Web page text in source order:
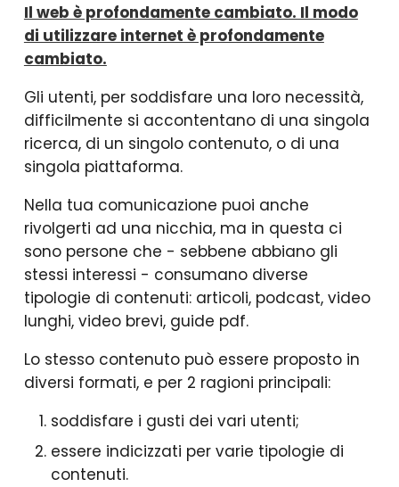
Il web è profondamente cambiato. Il modo
di utilizzare internet è profondamente
cambiato.
Gli utenti, per soddisfare una loro necessità,
difficilmente si accontentano di una singola
ricerca, di un singolo contenuto, o di una
singola piattaforma.
Nella tua comunicazione puoi anche
rivolgerti ad una nicchia, ma in questa ci
sono persone che - sebbene abbiano gli
stessi interessi - consumano diverse
tipologie di contenuti: articoli, podcast, video
lunghi, video brevi, guide pdf.
Lo stesso contenuto può essere proposto in
diversi formati, e per 2 ragioni principali:
soddisfare i gusti dei vari utenti;
essere indicizzati per varie tipologie di
contenuti.